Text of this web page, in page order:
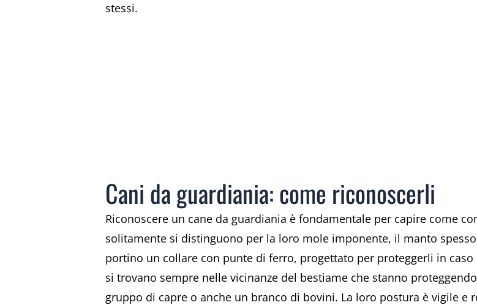
stessi.
Cani da guardiania: come riconoscerli
Riconoscere un cane da guardiania è fondamentale per capire come
solitamente si distinguono per la loro mole imponente, il manto
portino un collare con punte di ferro, progettato per proteggerli in
si trovano sempre nelle vicinanze del bestiame che stanno
gruppo di capre o anche un branco di bovini. La loro postura è vigile e